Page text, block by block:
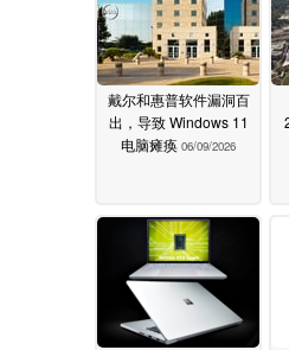
戴尔和惠普软件漏洞百
出，导致 Windows 11
电脑瘫痪 06/09/2026